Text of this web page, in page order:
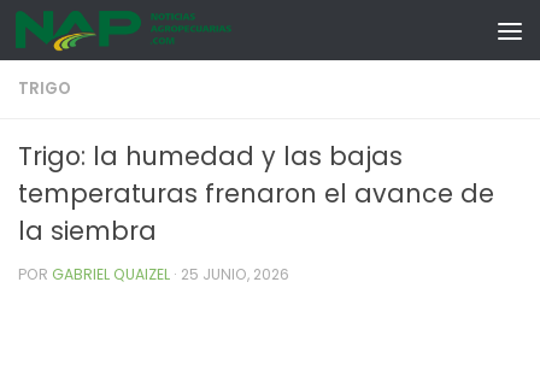
Skip to content
TRIGO
Trigo: la humedad y las bajas
temperaturas frenaron el avance de
la siembra
POR GABRIEL QUAIZEL · 25 JUNIO, 2026